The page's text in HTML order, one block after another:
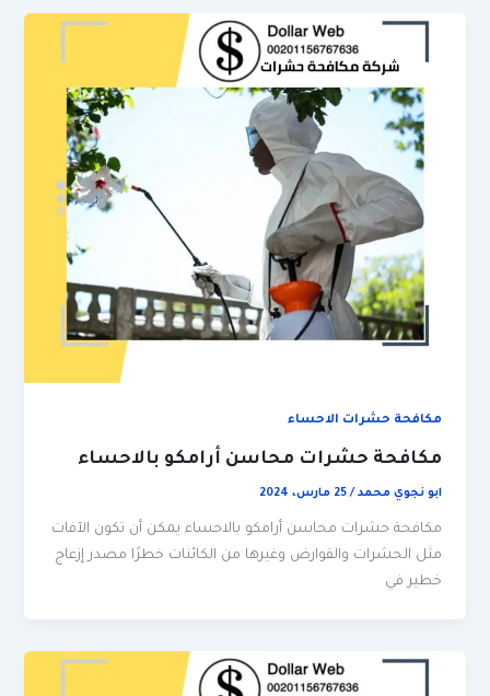
مكافحة حشرات الاحساء
مكافحة حشرات محاسن أرامكو بالاحساء
ابو نجوي محمد/25 مارس، 2024
مكافحة حشرات محاسن أرامكو بالاحساء يمكن أن تكون الآفات
مثل الحشرات والقوارض وغيرها من الكائنات خطرًا مصدر إزعاج
خطير في